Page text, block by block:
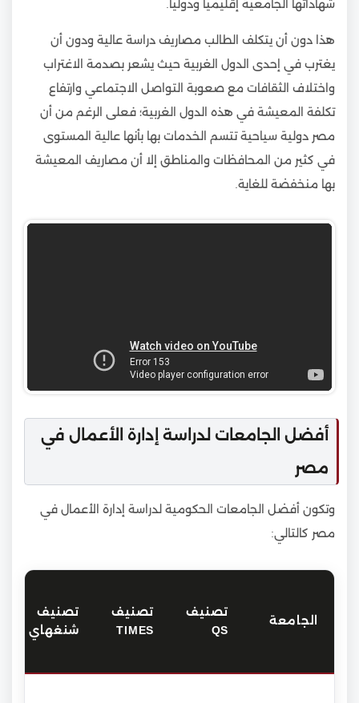
شهاداتها الجامعية إقليميا ودوليا.
هذا دون أن يتكلف الطالب مصاريف دراسة عالية ودون أن
يغترب في إحدى الدول الغربية حيث يشعر بصدمة الاغتراب
واختلاف الثقافات مع صعوبة التواصل الاجتماعي وارتفاع
تكلفة المعيشة في هذه الدول الغربية؛ فعلى الرغم من أن
مصر دولية سياحية تتسم الخدمات بها بأنها عالية المستوى
في كثير من المحافظات والمناطق إلا أن مصاريف المعيشة
بها منخفضة للغاية.
أفضل الجامعات لدراسة إدارة الأعمال في
مصر
وتكون أفضل الجامعات الحكومية لدراسة إدارة الأعمال في
مصر كالتالي:
الجامعة
تصنيف
QS
تصنيف
TIMES
تصنيف
شنغهاي